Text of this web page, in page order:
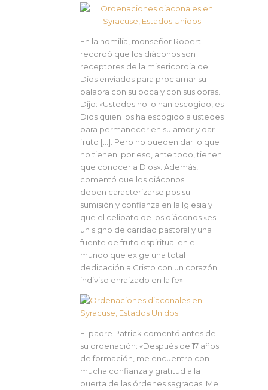
En la homilía, monseñor Robert
recordó que los diáconos son
receptores de la misericordia de
Dios enviados para proclamar su
palabra con su boca y con sus obras.
Dijo: «Ustedes no lo han escogido, es
Dios quien los ha escogido a ustedes
para permanecer en su amor y dar
fruto […]. Pero no pueden dar lo que
no tienen; por eso, ante todo, tienen
que conocer a Dios». Además,
comentó que los diáconos
deben caracterizarse pos su
sumisión y confianza en la Iglesia y
que el celibato de los diáconos «es
un signo de caridad pastoral y una
fuente de fruto espiritual en el
mundo que exige una total
dedicación a Cristo con un corazón
indiviso enraizado en la fe».
El padre Patrick comentó antes de
su ordenación: «Después de 17 años
de formación, me encuentro con
mucha confianza y gratitud a la
puerta de las órdenes sagradas. Me